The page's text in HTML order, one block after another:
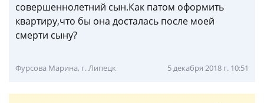
совершеннолетний сын.Как патом оформить
квартиру,что бы она досталась после моей
смерти сыну?
Фурсова Марина, г. Липецк 5 декабря 2018 г. 10:51